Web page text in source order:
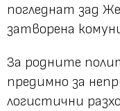
погледнат зад
затворена
За родните
предимно за
логистични